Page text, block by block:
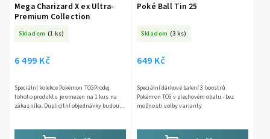
Mega Charizard X ex Ultra-
Premium Collection
Skladem (1 ks)
6 499 Kč
Speciální kolekce Pokémon TCGProdej
tohoto produktu je omezen na 1 kus na
zákazníka. Duplicitní objednávky budou
Poké Ball Tin 25
Skladem (3 ks)
649 Kč
Speciální dárkové balení 3 boostrů
Pokémon TCG v plechovém obalu - bez
možnosti volby varianty